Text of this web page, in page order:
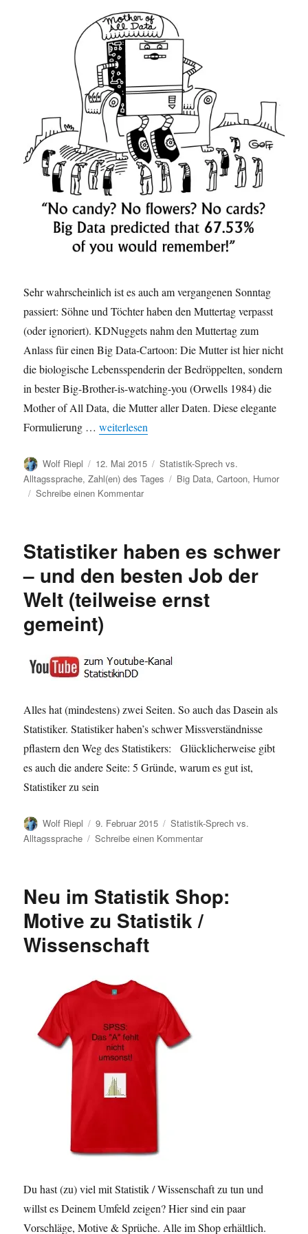
Sehr wahrscheinlich ist es auch am vergangenen Sonntag
passiert: Söhne und Töchter haben den Muttertag verpasst
(oder ignoriert). KDNuggets nahm den Muttertag zum
Anlass für einen Big Data-Cartoon: Die Mutter ist hier nicht
die biologische Lebensspenderin der Bedröppelten, sondern
in bester Big-Brother-is-watching-you (Orwells 1984) die
Mother of All Data, die Mutter aller Daten. Diese elegante
Formulierung …„Muttertag verpasst? Big Data-Cartoon:
weiterlesen
Autor
Wolf Riepl
Veröffentlicht
am
12. Mai 2015 Kategorien
Statistik-Sprech vs.
Alltagssprache,Zahl(en) des Tages Schlagwörter
Big Data,Cartoon, Humor
Schreibe einen Kommentarzu
Data-
„Mother
of
All
Statistiker haben es schwer
– und den besten Job der
Welt (teilweise ernst
gemeint)
Alles hat (mindestens) zwei Seiten. So auch das Dasein als
Statistiker. Statistiker haben’s schwer Missverständnisse
pflastern den Weg des Statistikers: Glücklicherweise gibt
es auch die andere Seite: 5 Gründe, warum es gut ist,
Statistiker zu sein
Autor
Wolf Riepl
Veröffentlicht
am
9. Februar 2015 Kategorien
Statistik-Sprech vs.
Alltagssprache
Schreibe einen Kommentarzu
schwer
Neu im Statistik Shop:
Motive zu Statistik /
Wissenschaft
Du hast (zu) viel mit Statistik / Wissenschaft zu tun und
willst es Deinem Umfeld zeigen? Hier sind ein paar
Vorschläge, Motive & Sprüche. Alle im Shop erhältlich.